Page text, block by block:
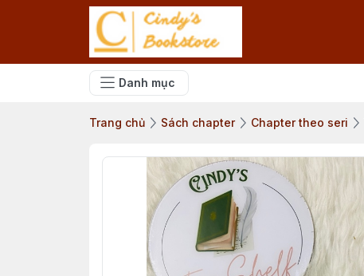
Danh mục
Trang chủ Sách chapter Chapter theo seri